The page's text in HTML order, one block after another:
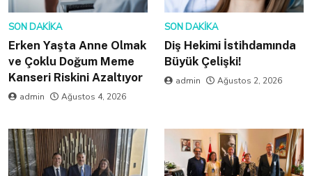
SON DAKIKA
Erken Yaşta Anne Olmak
ve Çoklu Doğum Meme
Kanseri Riskini Azaltıyor
admin Ağustos 4, 2026
SON DAKIKA
Diş Hekimi İstihdamında
Büyük Çelişki!
admin Ağustos 2, 2026